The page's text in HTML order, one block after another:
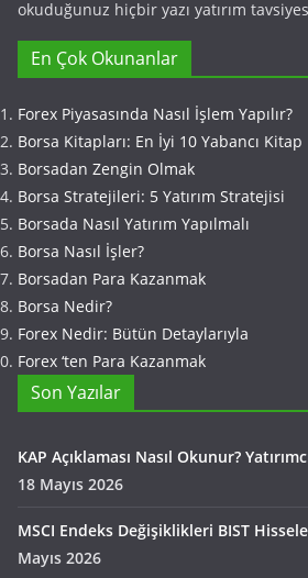
okuduğunuz hiçbir yazı yatırım
En Çok Okunanlar
Forex Piyasasında Nasıl İşlem Yapılır?
Borsa Kitapları: En İyi 10 Yabancı Kitap
Borsadan Zengin Olmak
Borsa Stratejileri: 5 Yatırım Stratejisi
Borsada Nasıl Yatırım Yapılmalı
Borsa Nasıl İşler?
Borsadan Para Kazanmak
Borsa Nedir?
Forex Nedir: Bütün Detaylarıyla
Forex ‘ten Para Kazanmak
Son Yazılar
KAP Açıklaması Nasıl Okunur?
18 Mayıs 2026
MSCI Endeks Değişiklikleri BIST
Mayıs 2026